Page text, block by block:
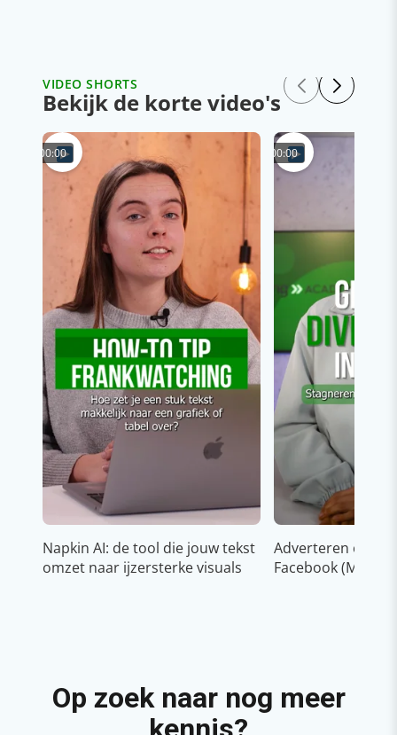
VIDEO SHORTS
Bekijk de korte video's
00:00
Napkin AI: de tool die jouw tekst
omzet naar ijzersterke visuals
00:00
Adverteren op
Facebook (Meta)
Op zoek naar nog meer